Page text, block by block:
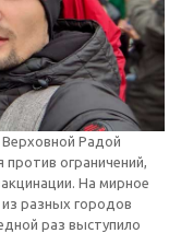
Радой
ограничений,
На мирное
разных городов
раз выступило